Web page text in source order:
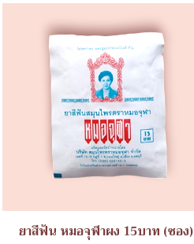
ยาสีฟัน หมอจุฬาผง 15บาท (ซอง)